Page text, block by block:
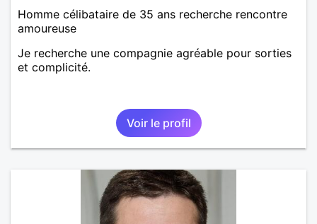
Homme célibataire de 35 ans recherche rencontre
amoureuse
Je recherche une compagnie agréable pour sorties
et complicité.
Voir le profil